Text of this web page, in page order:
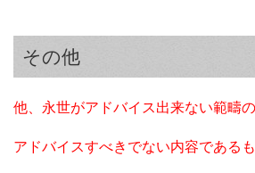
その他
他、永世がアドバイス出来ない範疇
アドバイスすべきでない内容である